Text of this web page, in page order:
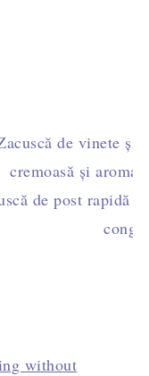
cuptor – rețetă
de post rapidă
without